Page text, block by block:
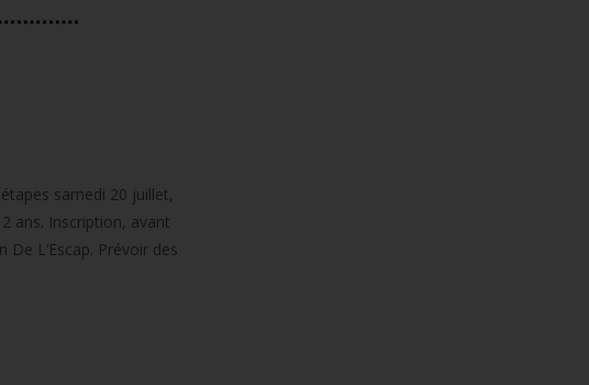
samedi 20 juillet,
ans. Inscription, avant
L’Escap. Prévoir des